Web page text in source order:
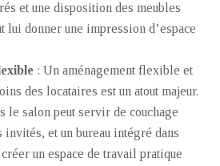
et une disposition des meubles
lui donner une impression d’espace
: Un aménagement flexible et
des locataires est un atout majeur.
le salon peut servir de couchage
invités, et un bureau intégré dans
un espace de travail pratique